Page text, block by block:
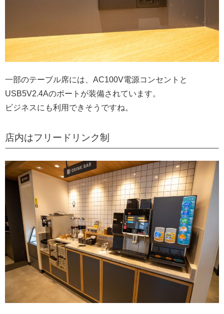
一部のテーブル席には、AC100V電源コンセントと
USB5V2.4Aのポートが装備されています。
ビジネスにも利用できそうですね。
店内はフリードリンク制